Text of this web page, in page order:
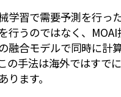
学習で需要予測を行っ
行うのではなく、
融合モデルで同時に計
の手法は海外ではすで
ります。